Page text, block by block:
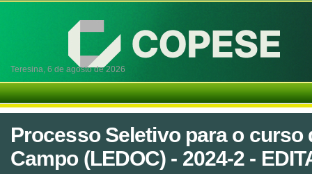
Teresina, 6 de agosto de 2026
Processo Seletivo para o
Campo (LEDOC) - 2024-2 -